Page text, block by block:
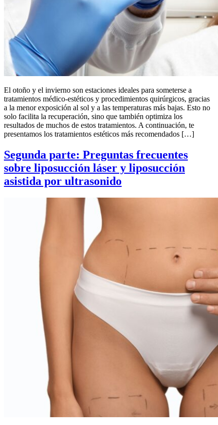
El otoño y el invierno son estaciones ideales para someterse a
tratamientos médico-estéticos y procedimientos quirúrgicos, gracias
a la menor exposición al sol y a las temperaturas más bajas. Esto no
solo facilita la recuperación, sino que también optimiza los
resultados de muchos de estos tratamientos. A continuación, te
presentamos los tratamientos estéticos más recomendados […]
Segunda parte: Preguntas frecuentes
sobre liposucción láser y liposucción
asistida por ultrasonido